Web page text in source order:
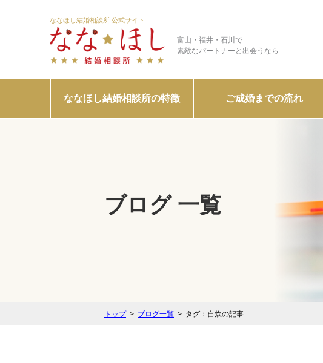
ななほし結婚相談所 公式サイト
富山・福井・石川で
素敵なパートナーと出会うなら
ななほし結婚相談所の特徴 ご成婚までの流れ
ブログ 一覧
トップ ブログ一覧 タグ：自炊の記事